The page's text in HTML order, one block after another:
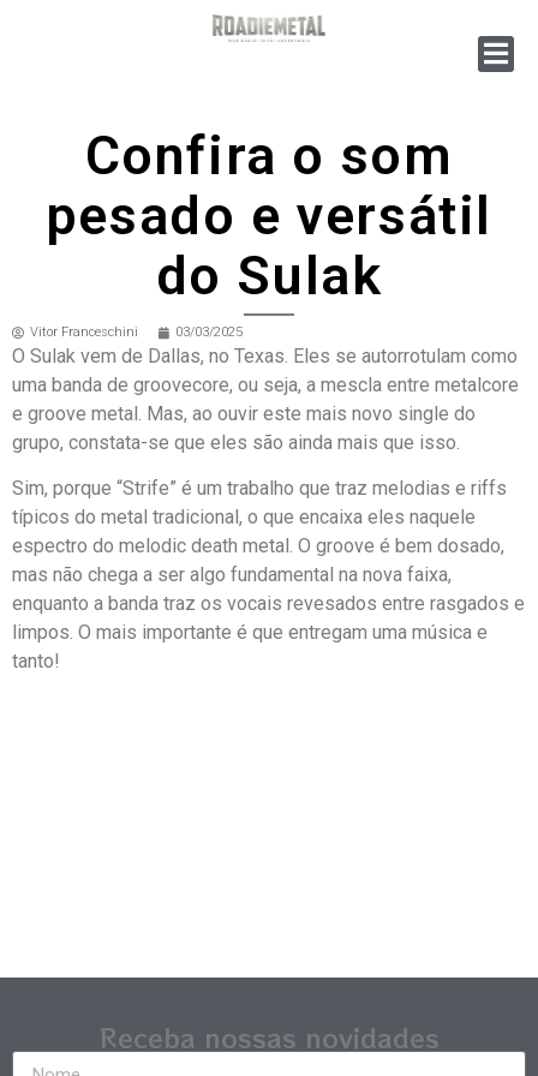
Confira o som
pesado e versátil
do Sulak
Vitor Franceschini 03/03/2025
O Sulak vem de Dallas, no Texas. Eles se autorrotulam como
uma banda de groovecore, ou seja, a mescla entre metalcore
e groove metal. Mas, ao ouvir este mais novo single do
grupo, constata-se que eles são ainda mais que isso.
Sim, porque “Strife” é um trabalho que traz melodias e riffs
típicos do metal tradicional, o que encaixa eles naquele
espectro do melodic death metal. O groove é bem dosado,
mas não chega a ser algo fundamental na nova faixa,
enquanto a banda traz os vocais revesados entre rasgados e
limpos. O mais importante é que entregam uma música e
tanto!
Receba nossas novidades